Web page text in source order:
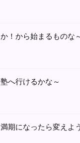
か！から始まるものな
塾へ行けるかな～
満期になったら変えよ